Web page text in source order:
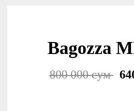
Bagozza
800 000 сум